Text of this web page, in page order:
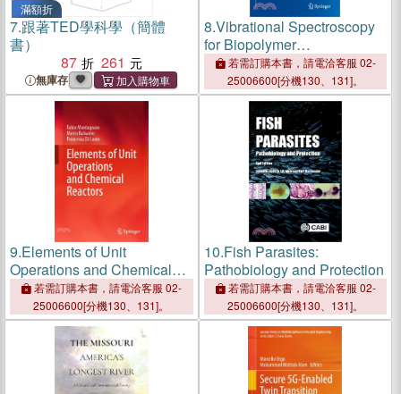
滿額折
7.跟著TED學科學（簡體
書）
87
261
無庫存
8.Vibrational Spectroscopy
for Biopolymer
Characterization
若需訂購本書，請電洽客服 02-
25006600[分機130、131]。
9.Elements of Unit
Operations and Chemical
Reactors
若需訂購本書，請電洽客服 02-
25006600[分機130、131]。
10.Fish Parasites:
Pathobiology and Protection
若需訂購本書，請電洽客服 02-
25006600[分機130、131]。